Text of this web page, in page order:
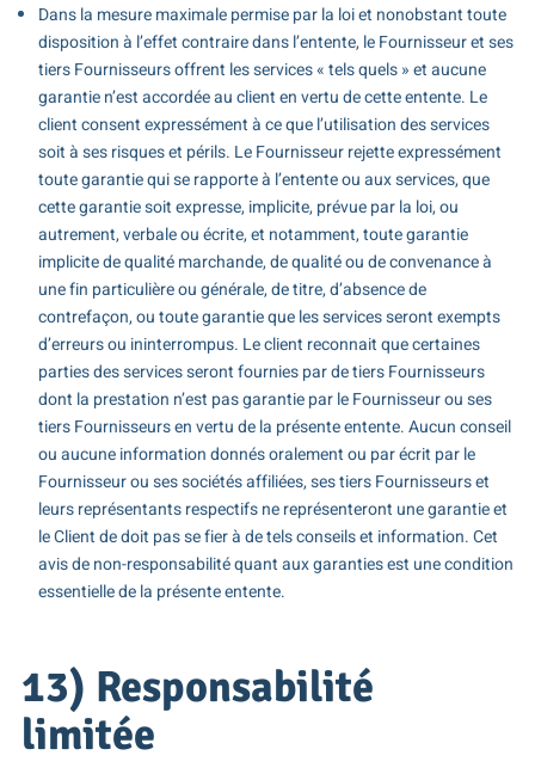
Dans la mesure maximale permise par la loi et nonobstant toute
disposition à l’effet contraire dans l’entente, le Fournisseur et ses
tiers Fournisseurs offrent les services « tels quels » et aucune
garantie n’est accordée au client en vertu de cette entente. Le
client consent expressément à ce que l’utilisation des services
soit à ses risques et périls. Le Fournisseur rejette expressément
toute garantie qui se rapporte à l’entente ou aux services, que
cette garantie soit expresse, implicite, prévue par la loi, ou
autrement, verbale ou écrite, et notamment, toute garantie
implicite de qualité marchande, de qualité ou de convenance à
une fin particulière ou générale, de titre, d’absence de
contrefaçon, ou toute garantie que les services seront exempts
d’erreurs ou ininterrompus. Le client reconnait que certaines
parties des services seront fournies par de tiers Fournisseurs
dont la prestation n’est pas garantie par le Fournisseur ou ses
tiers Fournisseurs en vertu de la présente entente. Aucun conseil
ou aucune information donnés oralement ou par écrit par le
Fournisseur ou ses sociétés affiliées, ses tiers Fournisseurs et
leurs représentants respectifs ne représenteront une garantie et
le Client de doit pas se fier à de tels conseils et information. Cet
avis de non-responsabilité quant aux garanties est une condition
essentielle de la présente entente.
13) Responsabilité
limitée